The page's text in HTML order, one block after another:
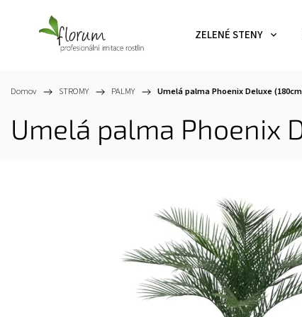
ZELENÉ STENY
Domov / STROMY / PALMY / Umelá palma Phoenix Deluxe
Umelá palma Phoenix